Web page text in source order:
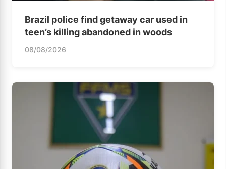
Brazil police find getaway car used in
teen’s killing abandoned in woods
08/08/2026